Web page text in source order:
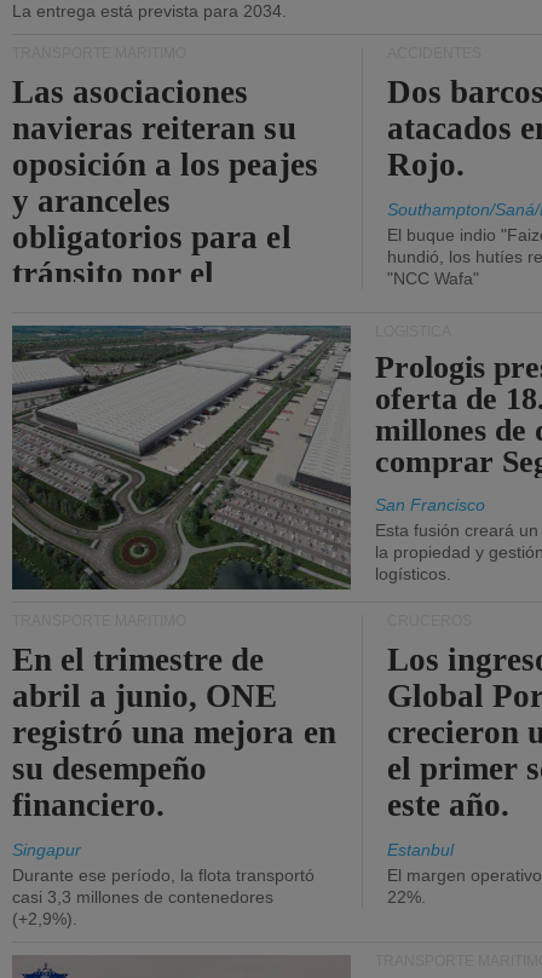
La entrega está prevista para 2034.
Las asociaciones
navieras reiteran su
oposición a los peajes
y aranceles
obligatorios para el
tránsito por el
Dos
atacados
Rojo.
Southampton/
El buque indio
hundió, los hutíes
"NCC Wafa"
Prologis
oferta de
millones de
comprar
San Francisco
Esta fusión creará
la propiedad y
logísticos.
En el trimestre de
abril a junio, ONE
registró una mejora en
su desempeño
financiero.
Singapur
Durante ese período, la flota transportó
casi 3,3 millones de contenedores
(+2,9%).
Los
Global
crecieron
el primer
este año.
Estanbul
El margen
22%.